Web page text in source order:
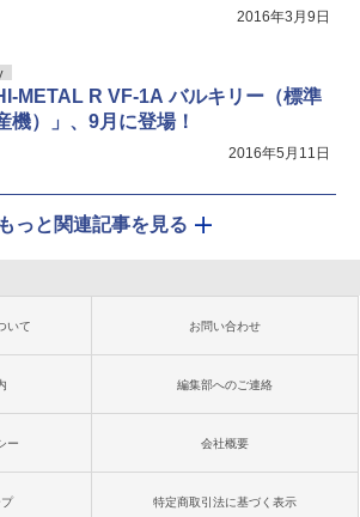
2016年3月9日
METAL R VF-1A バルキリー（標準
機）」、9月に登場！
2016年5月11日
もっと関連記事を見る
いて お問い合わせ
編集部へのご連絡
ー 会社概要
特定商取引法に基づく表示